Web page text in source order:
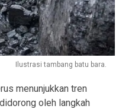
Ilustrasi tambang batu bara.
menunjukkan tren
oleh langkah